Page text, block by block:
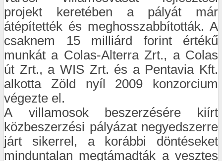
projekt keretében a pályát már
átépítették és meghosszabbították. A
csaknem 15 milliárd forint értékű
munkát a Colas-Alterra Zrt., a Colas
út Zrt., a WIS Zrt. és a Pentavia Kft.
alkotta Zöld nyíl 2009 konzorcium
végezte el.
A villamosok beszerzésére kiírt
közbeszerzési pályázat negyedszerre
járt sikerrel, a korábbi döntéseket
minduntalan megtámadták a vesztes